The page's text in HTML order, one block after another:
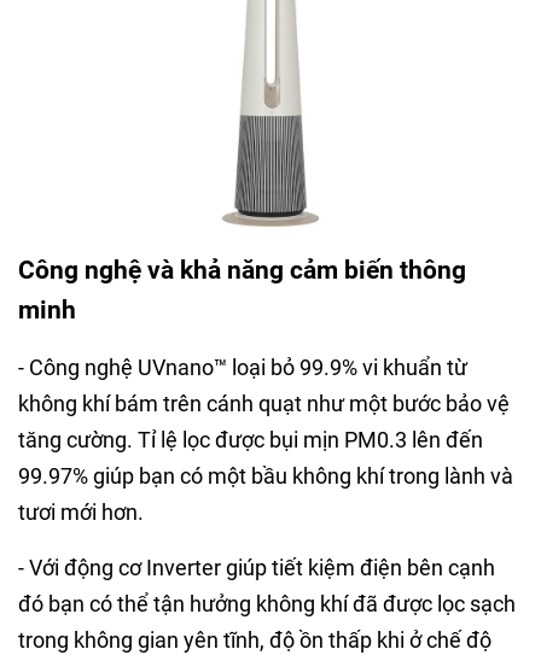
Công nghệ và khả năng cảm biến thông
minh
- Công nghệ UVnano™ loại bỏ 99.9% vi khuẩn từ
không khí bám trên cánh quạt như một bước bảo vệ
tăng cường. Tỉ lệ lọc được bụi mịn PM0.3 lên đến
99.97% giúp bạn có một bầu không khí trong lành và
tươi mới hơn.
- Với động cơ Inverter giúp tiết kiệm điện bên cạnh
đó bạn có thể tận hưởng không khí đã được lọc sạch
trong không gian yên tĩnh, độ ồn thấp khi ở chế độ